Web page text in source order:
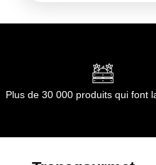
Plus de 30 000 produits qui font